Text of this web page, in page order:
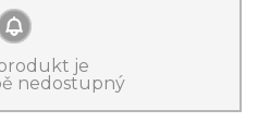
je
nedostupný